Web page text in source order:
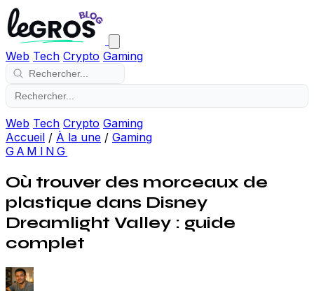
Web Tech Crypto Gaming
Web Tech Crypto Gaming
Accueil / À la une / Gaming
GAMING
Où trouver des morceaux de
plastique dans Disney
Dreamlight Valley : guide
complet